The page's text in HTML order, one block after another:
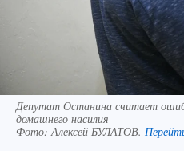
Депутат Останина считает
домашнего насилия
Фото: Алексей БУЛАТОВ.